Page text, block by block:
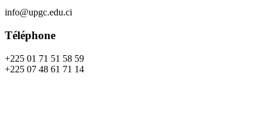
info@upgc.edu.ci
Téléphone
+225 01 71 51 58 59
+225 07 48 61 71 14